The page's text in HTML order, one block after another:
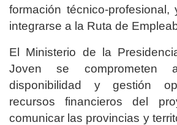
formación técnico-
integrarse a la Ruta de
El Ministerio de la
Joven se comprometen
disponibilidad y gestión
recursos financieros del
comunicar las provincias y